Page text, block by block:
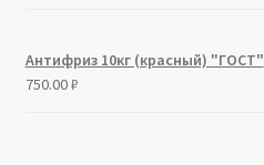
Антифриз 10кг (красный) "ГОСТ"
750.00₽